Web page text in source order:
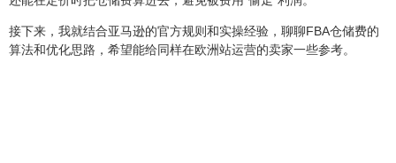
接下来，我就结合亚马逊的官方规则和实操经验，聊聊FBA仓储费的
算法和优化思路，希望能给同样在欧洲站运营的卖家一些参考。